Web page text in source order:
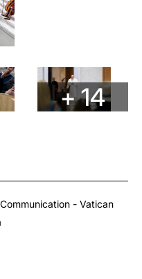
+ 14
- Vatican